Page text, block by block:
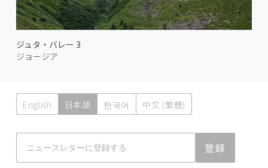
ジュタ・バレー 3
ジョージア
English 日本語 한국어 中文 (繁體)
登録